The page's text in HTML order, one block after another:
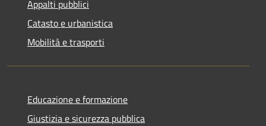
Appalti pubblici
Catasto e urbanistica
Mobilità e trasporti
Educazione e formazione
Giustizia e sicurezza pubblica